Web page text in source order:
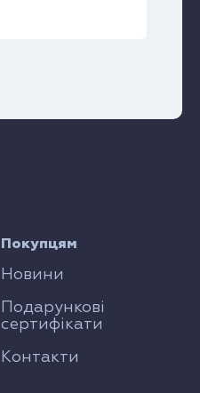
Покупцям
Новини
Подарункові
сертифікати
Контакти